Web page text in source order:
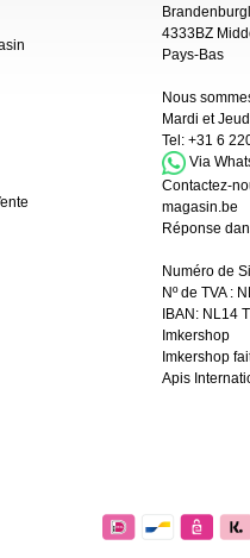
4333BZ
Pays-Bas
Nous
Mardi et
Tel: +31 6
Via
Contactez-
magasin.be
Réponse
Numéro de
Nº de TVA :
IBAN: NL14
Imkershop
Imkershop
Apis